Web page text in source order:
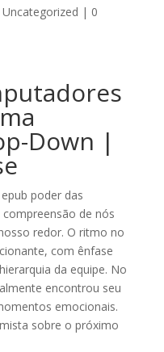
Uncategorized | 0
Down |
poder das
de nós
redor. O ritmo no
com ênfase
da equipe. No
encontrou seu
emocionais.
sobre o próximo